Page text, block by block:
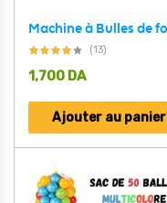
(13)
1,700 DA
Ajouter au panier